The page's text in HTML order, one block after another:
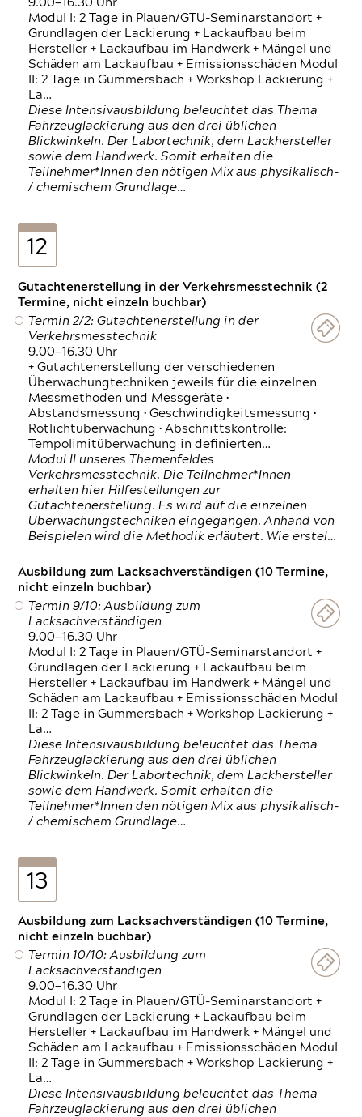
9.00—16.30 Uhr
Modul I: 2 Tage in Plauen/GTÜ-Seminarstandort +
Grundlagen der Lackierung + Lackaufbau beim
Hersteller + Lackaufbau im Handwerk + Mängel und
Schäden am Lackaufbau + Emissionsschäden Modul
II: 2 Tage in Gummersbach + Workshop Lackierung +
La…
Diese Intensivausbildung beleuchtet das Thema
Fahrzeuglackierung aus den drei üblichen
Blickwinkeln. Der Labortechnik, dem Lackhersteller
sowie dem Handwerk. Somit erhalten die
Teilnehmer*Innen den nötigen Mix aus physikalisch-
/ chemischem Grundlage…
12
Gutachtenerstellung in der Verkehrsmesstechnik (2
Termine, nicht einzeln buchbar)
Termin 2/2: Gutachtenerstellung in der
Verkehrsmesstechnik
9.00—16.30 Uhr
+ Gutachtenerstellung der verschiedenen
Überwachungtechniken jeweils für die einzelnen
Messmethoden und Messgeräte •
Abstandsmessung • Geschwindigkeitsmessung •
Rotlichtüberwachung • Abschnittskontrolle:
Tempolimitüberwachung in definierten…
Modul II unseres Themenfeldes
Verkehrsmesstechnik. Die Teilnehmer*Innen
erhalten hier Hilfestellungen zur
Gutachtenerstellung. Es wird auf die einzelnen
Überwachungstechniken eingegangen. Anhand von
Beispielen wird die Methodik erläutert. Wie erstel…
Ausbildung zum Lacksachverständigen (10 Termine,
nicht einzeln buchbar)
Termin 9/10: Ausbildung zum
Lacksachverständigen
9.00—16.30 Uhr
Modul I: 2 Tage in Plauen/GTÜ-Seminarstandort +
Grundlagen der Lackierung + Lackaufbau beim
Hersteller + Lackaufbau im Handwerk + Mängel und
Schäden am Lackaufbau + Emissionsschäden Modul
II: 2 Tage in Gummersbach + Workshop Lackierung +
La…
Diese Intensivausbildung beleuchtet das Thema
Fahrzeuglackierung aus den drei üblichen
Blickwinkeln. Der Labortechnik, dem Lackhersteller
sowie dem Handwerk. Somit erhalten die
Teilnehmer*Innen den nötigen Mix aus physikalisch-
/ chemischem Grundlage…
13
Ausbildung zum Lacksachverständigen (10 Termine,
nicht einzeln buchbar)
Termin 10/10: Ausbildung zum
Lacksachverständigen
9.00—16.30 Uhr
Modul I: 2 Tage in Plauen/GTÜ-Seminarstandort +
Grundlagen der Lackierung + Lackaufbau beim
Hersteller + Lackaufbau im Handwerk + Mängel und
Schäden am Lackaufbau + Emissionsschäden Modul
II: 2 Tage in Gummersbach + Workshop Lackierung +
La…
Diese Intensivausbildung beleuchtet das Thema
Fahrzeuglackierung aus den drei üblichen